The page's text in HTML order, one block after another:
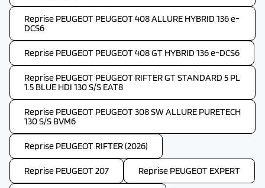
Reprise PEUGEOT PEUGEOT 408 ALLURE HYBRID 136 e-
DCS6
Reprise PEUGEOT PEUGEOT 408 GT HYBRID 136 e-DCS6
Reprise PEUGEOT PEUGEOT RIFTER GT STANDARD 5 PL
1.5 BLUE HDI 130 S/S EAT8
Reprise PEUGEOT PEUGEOT 308 SW ALLURE PURETECH
130 S/S BVM6
Reprise PEUGEOT RIFTER (2026)
Reprise PEUGEOT 207 Reprise PEUGEOT EXPERT